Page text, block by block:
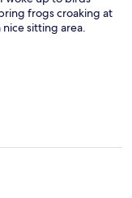
frogs croaking at
sitting area.